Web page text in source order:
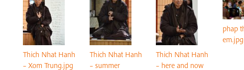
Thich Nhat Hanh
– Xom Trung.jpg
Thich Nhat Hanh
– summer
Thich Nhat Hanh
– here and now
phap
em.jpg